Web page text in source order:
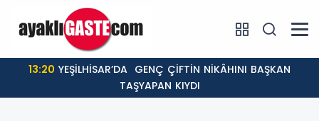
13:20
TAŞYAPAN KIYDI